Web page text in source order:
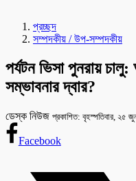
প্রচ্ছদ
সম্পদকীয় / উপ-সম্পদকীয়
পর্যটন ভিসা পুনরায়
সম্ভাবনার দ্বার?
ডেস্ক নিউজ প্রকাশিত: বৃহস্পতিবার, ২৫
Facebook